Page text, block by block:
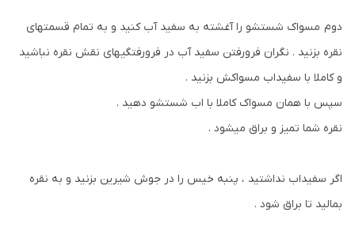
دوم مسواک شستشو را آغشته به سفید آب کنید و به تمام قسمتهای
نقره بزنید . نگران فرورفتن سفید آب در فرورفتگیهای نقش نقره نباشید
و کاملا با سفیداب مسواکش بزنید .
سپس با همان مسواک کاملا با اب شستشو دهید .
نقره شما تمیز و براق میشود .
اگر سفیداب نداشتید ، پنبه خیس را در جوش شیرین بزنید و به نقره
بمالید تا براق شود .